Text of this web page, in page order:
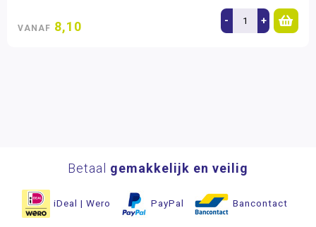
VANAF 8,10 - +
Betaal gemakkelijk en veilig
iDeal | Wero PayPal Bancontact